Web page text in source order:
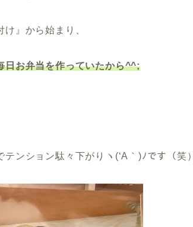
け』から始まり、
日お弁当を作っていたから^^;
ンション駄々下がりヽ(‘A｀)ﾉです（笑）